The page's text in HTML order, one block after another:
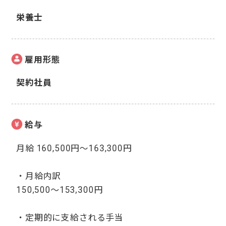
栄養士
雇用形態
契約社員
給与
月給 160,500円～163,300円
・月給内訳
150,500～153,300円
・定期的に支給される手当